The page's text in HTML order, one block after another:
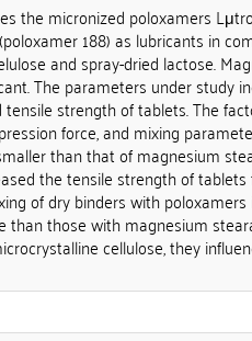
the micronized poloxamers
188) as lubricants in
and spray-dried lactose.
The parameters under study
tensile strength of tablets. The
force, and mixing
than that of magnesium
the tensile strength of
of dry binders with
than those with magnesium
cellulose, they